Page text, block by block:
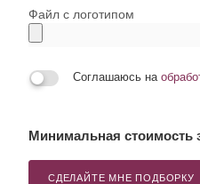
Файл с логотипом
Соглашаюсь на
Минимальная стоимость
СДЕЛАЙТЕ МНЕ ПОДБОРКУ